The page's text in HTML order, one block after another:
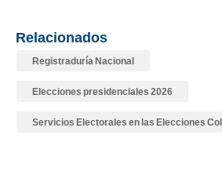
Relacionados
Registraduría Nacional
Elecciones presidenciales 2026
Servicios Electorales en las Elecciones